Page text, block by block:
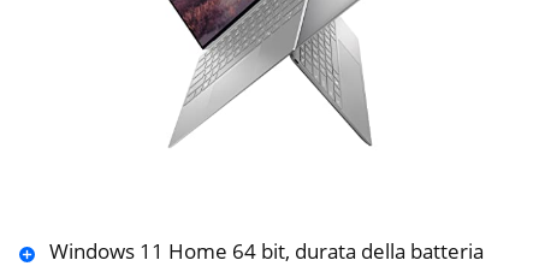
Windows 11 Home 64 bit, durata della batteria